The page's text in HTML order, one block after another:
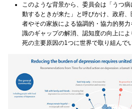
このような背景から、委員会は「うつ
動するときが来た」と呼びかけ、政府
者やその家族による協調的・協力的努
識のギャップの解消、認知度の向上に
死の主要原因の1つに世界で取り組んで